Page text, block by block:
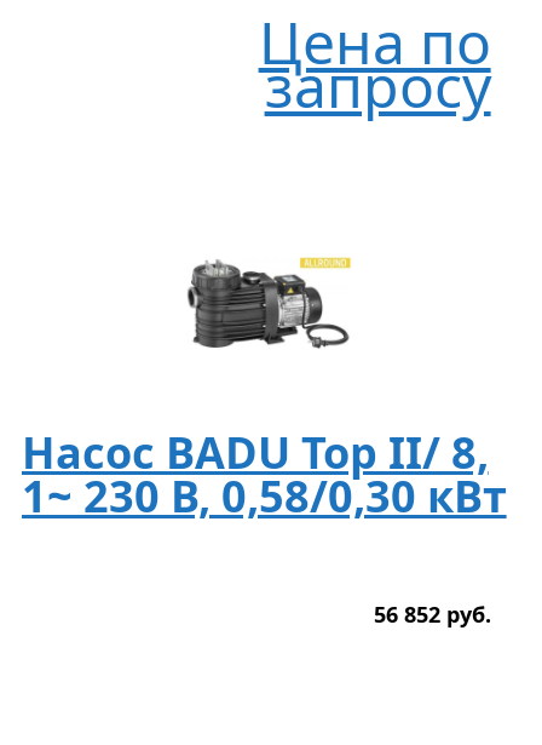
Цена по
запросу
Насос BADU Top II/ 8,
1~ 230 В, 0,58/0,30 кВт
56 852 руб.